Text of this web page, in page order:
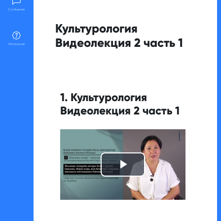
Сообщения
Инструкции
Культурология
Видеолекция 2 часть 1
1. Культурология
Видеолекция 2 часть 1
видео